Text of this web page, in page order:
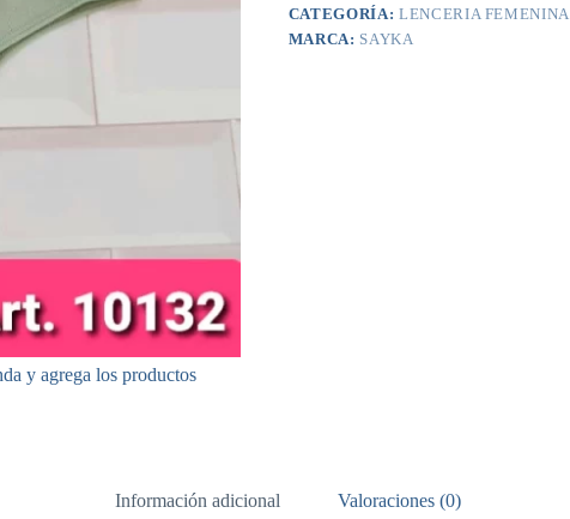
CATEGORÍA: LENCERIA FEMENINA
MARCA: SAYKA
y agrega los productos
Información adicional Valoraciones (0)